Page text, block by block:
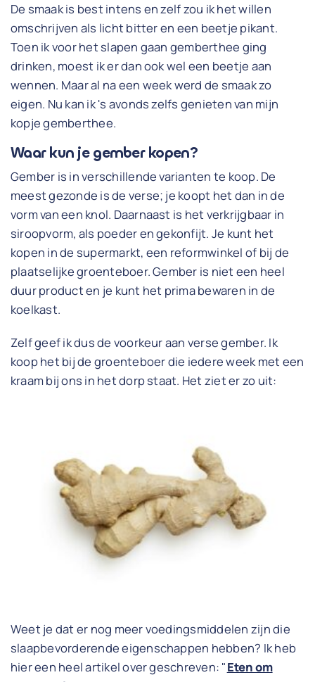
De smaak is best intens en zelf zou ik het willen
omschrijven als licht bitter en een beetje pikant.
Toen ik voor het slapen gaan gemberthee ging
drinken, moest ik er dan ook wel een beetje aan
wennen. Maar al na een week werd de smaak zo
eigen. Nu kan ik 's avonds zelfs genieten van mijn
kopje gemberthee.
Waar kun je gember kopen?
Gember is in verschillende varianten te koop. De
meest gezonde is de verse; je koopt het dan in de
vorm van een knol. Daarnaast is het verkrijgbaar in
siroopvorm, als poeder en gekonfijt. Je kunt het
kopen in de supermarkt, een reformwinkel of bij de
plaatselijke groenteboer. Gember is niet een heel
duur product en je kunt het prima bewaren in de
koelkast.
Zelf geef ik dus de voorkeur aan verse gember. Ik
koop het bij de groenteboer die iedere week met een
kraam bij ons in het dorp staat. Het ziet er zo uit:
Weet je dat er nog meer voedingsmiddelen zijn die
slaapbevorderende eigenschappen hebben? Ik heb
hier een heel artikel over geschreven: "Eten om